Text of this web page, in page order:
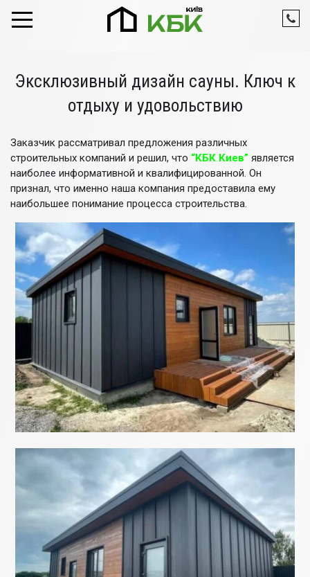
Эксклюзивный дизайн сауны. Ключ к
отдыху и удовольствию
Заказчик рассматривал предложения различных
строительных компаний и решил, что “КБК Киев” является
наиболее информативной и квалифицированной. Он
признал, что именно наша компания предоставила ему
наибольшее понимание процесса строительства.